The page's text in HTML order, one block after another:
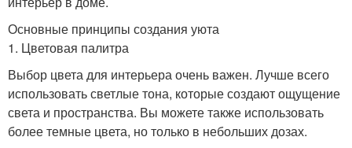
Основные принципы создания уюта
1. Цветовая палитра
Выбор цвета для интерьера очень важен. Лучше всего
использовать светлые тона, которые создают ощущение
света и пространства. Вы можете также использовать
более темные цвета, но только в небольших дозах.